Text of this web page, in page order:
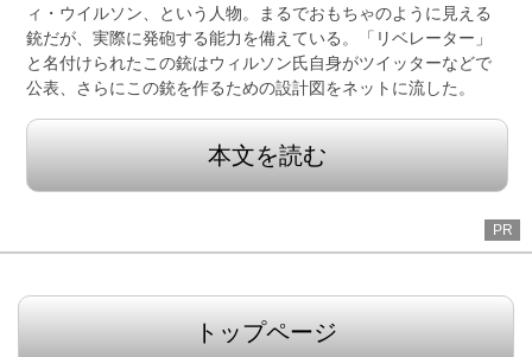
ィ・ウイルソン、という人物。まるでおもちゃのように見える
銃だが、実際に発砲する能力を備えている。「リベレーター」
と名付けられたこの銃はウィルソン氏自身がツイッターなどで
公表、さらにこの銃を作るための設計図をネットに流した。
本文を読む
PR
トップページ